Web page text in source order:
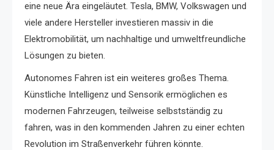
eine neue Ära eingeläutet. Tesla, BMW, Volkswagen und
viele andere Hersteller investieren massiv in die
Elektromobilität, um nachhaltige und umweltfreundliche
Lösungen zu bieten.
Autonomes Fahren ist ein weiteres großes Thema.
Künstliche Intelligenz und Sensorik ermöglichen es
modernen Fahrzeugen, teilweise selbstständig zu
fahren, was in den kommenden Jahren zu einer echten
Revolution im Straßenverkehr führen könnte.